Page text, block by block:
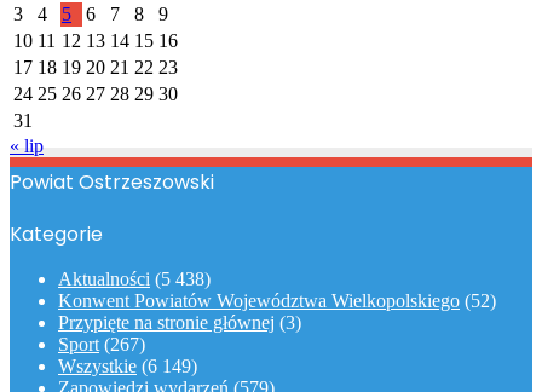
3
4 5 6 7 8
9
10 11 12 13 14 15 16
17 18 19 20 21 22 23
24 25 26 27 28 29 30
31
« lip
Powiat Ostrzeszowski
Kategorie
Aktualności (5 438)
Konwent Powiatów Województwa Wielkopolskiego (52)
Przypięte na stronie głównej (3)
Sport (267)
Wszystkie (6 149)
Zapowiedzi wydarzeń (579)